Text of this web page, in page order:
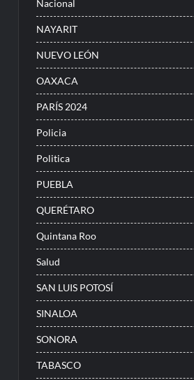
Nacional
NAYARIT
NUEVO LEÓN
OAXACA
PARÍS 2024
Policia
Politica
PUEBLA
QUERÉTARO
Quintana Roo
Salud
SAN LUIS POTOSÍ
SINALOA
SONORA
TABASCO